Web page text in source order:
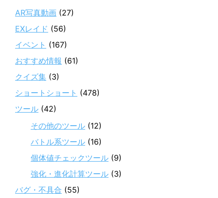
AR写真動画 (27)
EXレイド (56)
イベント (167)
おすすめ情報 (61)
クイズ集 (3)
ショートショート (478)
ツール (42)
その他のツール (12)
バトル系ツール (16)
個体値チェックツール (9)
強化・進化計算ツール (3)
バグ・不具合 (55)